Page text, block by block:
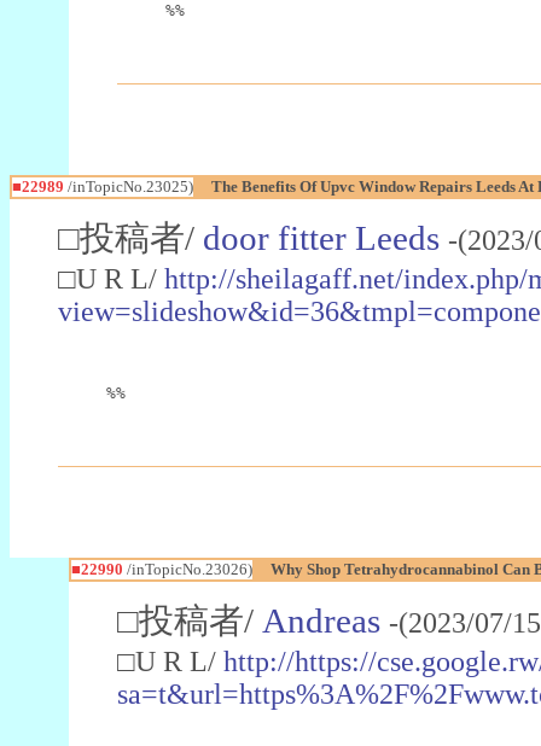
%%
■22989 /inTopicNo.23025) The Benefits Of Upvc Window Repairs Leeds
□投稿者/ door fitter Leeds -
□U R L/ http://sheilagaff.net/index.php/
%%
■22990 /inTopicNo.23026) Why Shop Tetrahydrocannabinol Can
□投稿者/ Andreas -(2023/07/
□U R L/ http://https://